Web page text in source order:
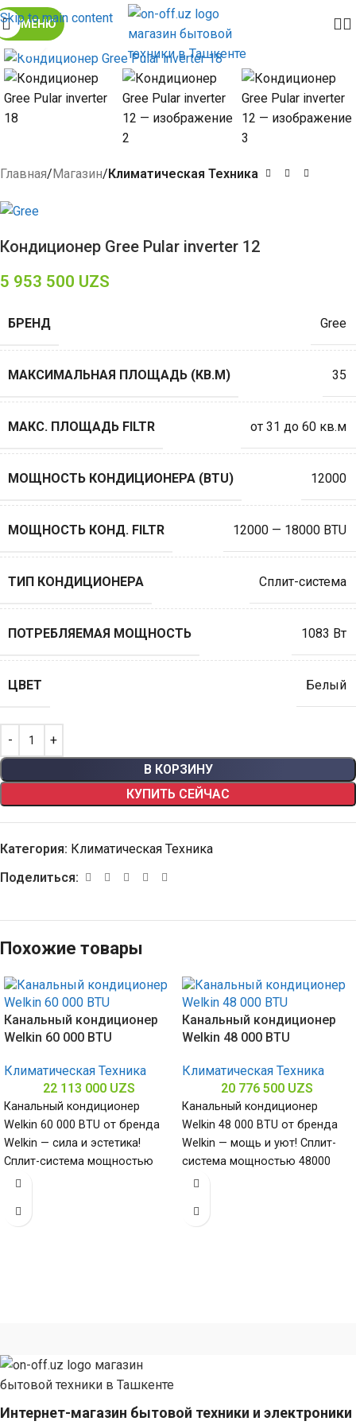
Skip to main content
МЕНЮ
Click to enlarge
Главная Магазин Климатическая Техника
Кондиционер Gree Pular inverter 12
5 953 500 UZS
БРЕНД Gree
МАКСИМАЛЬНАЯ ПЛОЩАДЬ (КВ.М) 35
МАКС. ПЛОЩАДЬ FILTR от 31 до 60 кв.м
МОЩНОСТЬ КОНДИЦИОНЕРА (BTU) 12000
МОЩНОСТЬ КОНД. FILTR 12000 — 18000 BTU
ТИП КОНДИЦИОНЕРА Сплит-система
ПОТРЕБЛЯЕМАЯ МОЩНОСТЬ 1083 Вт
ЦВЕТ Белый
В КОРЗИНУ
КУПИТЬ СЕЙЧАС
Категория: Климатическая Техника
Поделиться:
Похожие товары
Канальный кондиционер
Welkin 60 000 BTU
Климатическая Техника
22 113 000 UZS
Канальный кондиционер
Welkin 60 000 BTU от бренда
Welkin — сила и эстетика!
Сплит-система мощностью
60000 БТЕ для помещений до
Канальный кондиционер
Welkin 48 000 BTU
Климатическая Техника
20 776 500 UZS
Канальный кондиционер
Welkin 48 000 BTU от бренда
Welkin — мощь и уют! Сплит-
система мощностью 48000
БТЕ для помещений до
Интернет-магазин бытовой техники и электроники